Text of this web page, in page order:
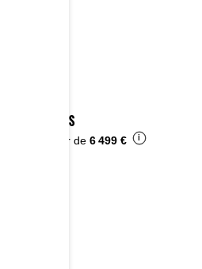
2023 DS
À partir de 6 499 € i